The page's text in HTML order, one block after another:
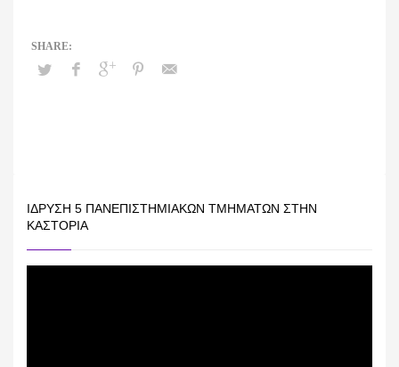
ΊΔΡΥΣΗ 5 ΠΑΝΕΠΙΣΤΗΜΙΑΚΏΝ ΤΜΗΜΆΤΩΝ ΣΤΗΝ
ΚΑΣΤΟΡΙΆ